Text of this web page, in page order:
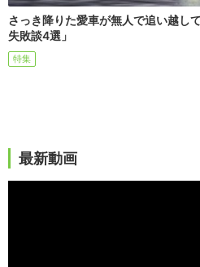
さっき降りた愛車が無人で追い越し
失敗談4選」
特集
最新動画